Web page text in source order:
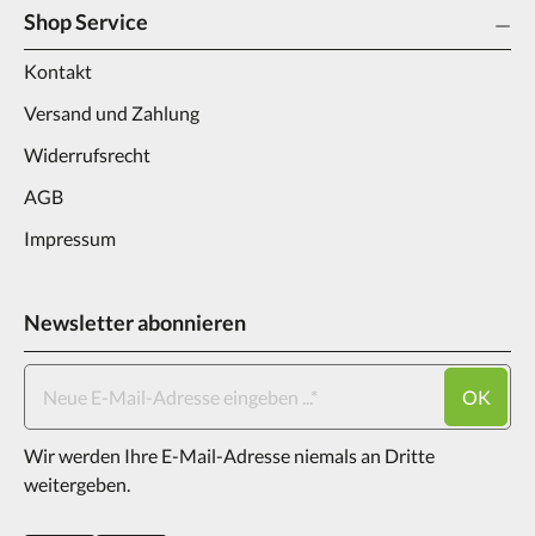
Shop Service
Kontakt
Versand und Zahlung
Widerrufsrecht
AGB
Impressum
Newsletter abonnieren
OK
Wir werden Ihre E-Mail-Adresse niemals an Dritte
weitergeben.